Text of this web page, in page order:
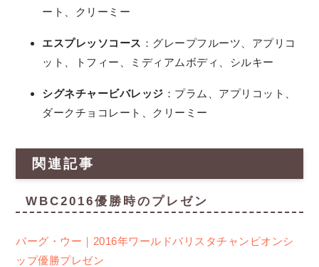
ート、クリーミー
エスプレッソコース ：グレープフルーツ、アプリコ
ット、トフィー、ミディアムボディ、シルキー
シグネチャービバレッジ ：プラム、アプリコット、
ダークチョコレート、クリーミー
関連記事
WBC2016優勝時のプレゼン
バーグ・ウー｜2016年ワールドバリスタチャンピオンシ
ップ優勝プレゼン